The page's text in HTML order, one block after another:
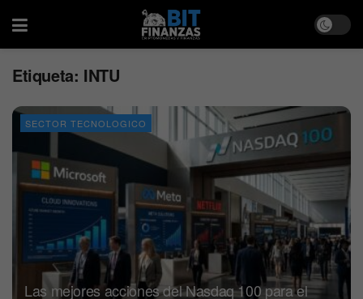
Etiqueta: INTU
SECTOR TECNOLOGICO
Las mejores acciones del Nasdaq 100 para el